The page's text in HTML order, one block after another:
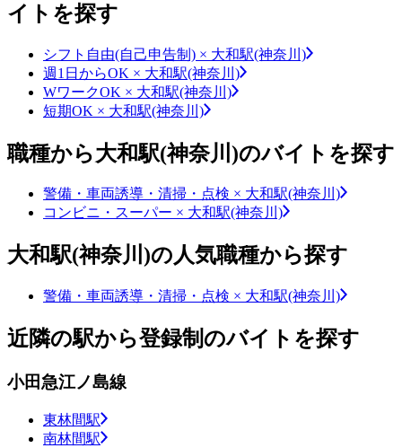
イトを探す
シフト自由(自己申告制) × 大和駅(神奈川)
週1日からOK × 大和駅(神奈川)
WワークOK × 大和駅(神奈川)
短期OK × 大和駅(神奈川)
職種から大和駅(神奈川)のバイトを探す
警備・車両誘導・清掃・点検 × 大和駅(神奈川)
コンビニ・スーパー × 大和駅(神奈川)
大和駅(神奈川)の人気職種から探す
警備・車両誘導・清掃・点検 × 大和駅(神奈川)
近隣の駅から登録制のバイトを探す
小田急江ノ島線
東林間駅
南林間駅